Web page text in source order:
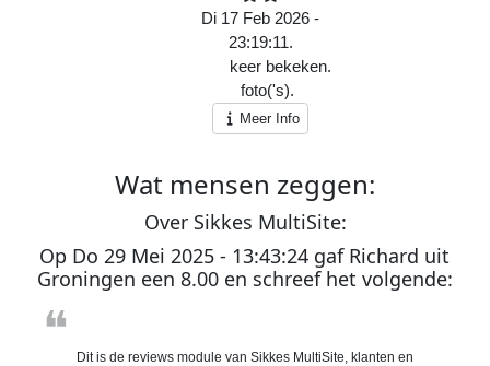
Di 17 Feb 2026 -
23:19:11.
keer bekeken.
foto('s).
Meer Info
Wat mensen zeggen:
Over Sikkes MultiSite:
Op Do 29 Mei 2025 - 13:43:24 gaf Richard uit
Groningen een 8.00en schreef het volgende:
❝
Dit is de reviews module van Sikkes MultiSite, klanten en